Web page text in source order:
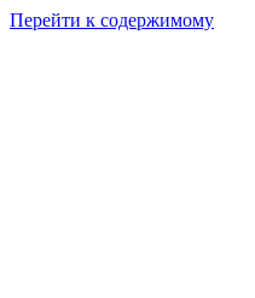
Перейти к содержимому